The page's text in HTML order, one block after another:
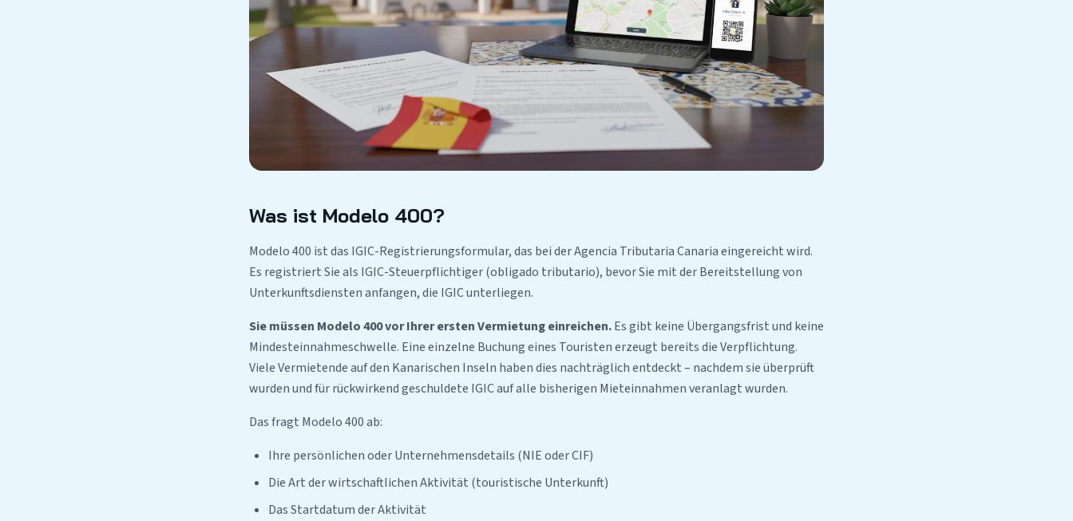
Was ist Modelo 400?
Modelo 400 ist das IGIC-Registrierungsformular, das bei der Agencia Tributaria Canaria eingereicht wird.
Es registriert Sie als IGIC-Steuerpflichtiger (obligado tributario), bevor Sie mit der Bereitstellung von
Unterkunftsdiensten anfangen, die IGIC unterliegen.
Sie müssen Modelo 400 vor Ihrer ersten Vermietung einreichen.Es gibt keine Übergangsfrist und keine
Mindesteinnahmeschwelle. Eine einzelne Buchung eines Touristen erzeugt bereits die Verpflichtung.
Viele Vermietende auf den Kanarischen Inseln haben dies nachträglich entdeckt – nachdem sie überprüft
wurden und für rückwirkend geschuldete IGIC auf alle bisherigen Mieteinnahmen veranlagt wurden.
Das fragt Modelo 400 ab:
Ihre persönlichen oder Unternehmensdetails (NIE oder CIF)
Die Art der wirtschaftlichen Aktivität (touristische Unterkunft)
Das Startdatum der Aktivität